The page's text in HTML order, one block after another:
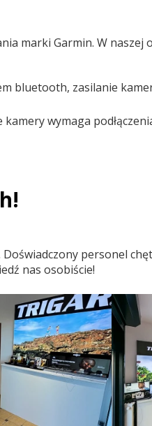
marki Garmin. W naszej
bluetooth, zasilanie
wymaga
Doświadczony personel
nas osobiście!